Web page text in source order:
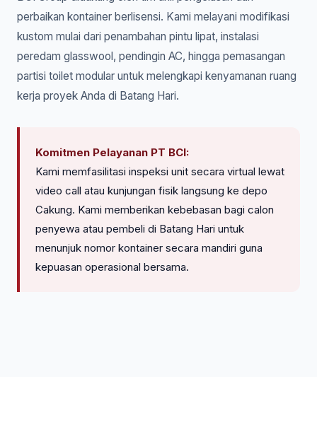
perbaikan kontainer berlisensi. Kami melayani modifikasi
kustom mulai dari penambahan pintu lipat, instalasi
peredam glasswool, pendingin AC, hingga pemasangan
partisi toilet modular untuk melengkapi kenyamanan ruang
kerja proyek Anda di Batang Hari.
Komitmen Pelayanan PT BCI:
Kami memfasilitasi inspeksi unit secara virtual lewat
video call atau kunjungan fisik langsung ke depo
Cakung. Kami memberikan kebebasan bagi calon
penyewa atau pembeli di Batang Hari untuk
menunjuk nomor kontainer secara mandiri guna
kepuasan operasional bersama.